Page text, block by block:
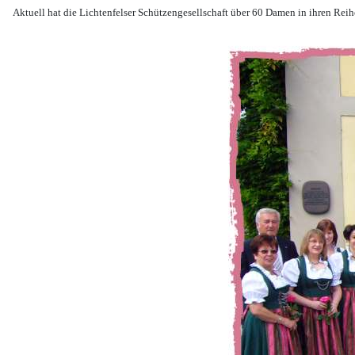
Aktuell hat die Lichtenfelser Schützengesellschaft über 60 Damen in ihren